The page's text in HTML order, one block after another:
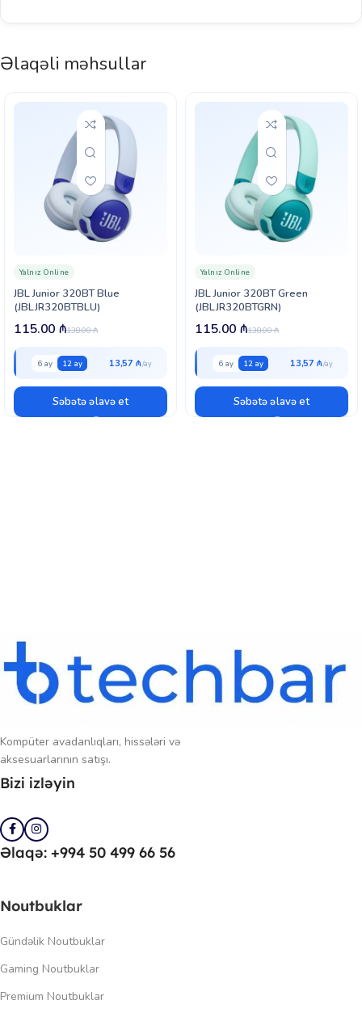
Əlaqəli məhsullar
JBL Junior 320BT Blue
(JBLJR320BTBLU)
Yalnız Online
138.00₼
115.00 ₼
6 ay 12 ay 13,57 ₼
Səbətə əlavə et
JBL Junior 320BT Green
(JBLJR320BTGRN)
Yalnız Online
138.00₼
115.00 ₼
6 ay 12 ay 13,57 ₼
Səbətə əlavə et
Kompüter avadanlıqları, hissələri və
aksesuarlarının satışı.
Bizi izləyin
Əlaqə: +994 50 499 66 56
Noutbuklar
Gündəlik Noutbuklar
Gaming Noutbuklar
Premium Noutbuklar